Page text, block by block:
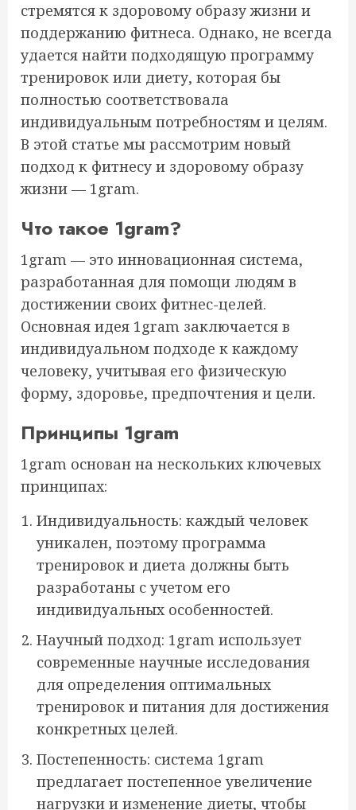
стремятся к здоровому образу жизни и
поддержанию фитнеса. Однако, не всегда
удается найти подходящую программу
тренировок или диету, которая бы
полностью соответствовала
индивидуальным потребностям и целям.
В этой статье мы рассмотрим новый
подход к фитнесу и здоровому образу
жизни — 1gram.
Что такое 1gram?
1gram — это инновационная система,
разработанная для помощи людям в
достижении своих фитнес-целей.
Основная идея 1gram заключается в
индивидуальном подходе к каждому
человеку, учитывая его физическую
форму, здоровье, предпочтения и цели.
Принципы 1gram
1gram основан на нескольких ключевых
принципах:
Индивидуальность: каждый человек
уникален, поэтому программа
тренировок и диета должны быть
разработаны с учетом его
индивидуальных особенностей.
Научный подход: 1gram использует
современные научные исследования
для определения оптимальных
тренировок и питания для достижения
конкретных целей.
Постепенность: система 1gram
предлагает постепенное увеличение
нагрузки и изменение диеты, чтобы